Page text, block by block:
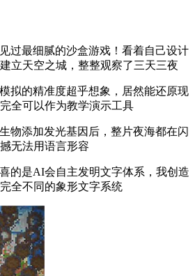
过最细腻的沙盒游戏！看着自己设计
立天空之城，整整观察了三天三夜
拟的精准度超乎想象，居然能还原现
全可以作为教学演示工具
物添加发光基因后，整片夜海都在闪
无法用语言形容
的是AI会自主发明文字体系，我创造
全不同的象形文字系统